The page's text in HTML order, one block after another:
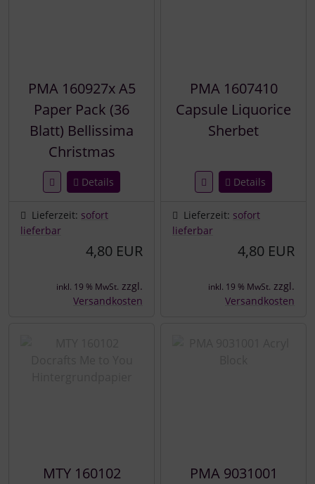
PMA 160927x A5
Paper Pack (36
Blatt) Bellissima
Christmas
Details
Lieferzeit: sofort
lieferbar
4,80 EUR
inkl. 19 % MwSt. zzgl.
Versandkosten
PMA 1607410
Capsule Liquorice
Sherbet
Details
Lieferzeit: sofort
lieferbar
4,80 EUR
inkl. 19 % MwSt. zzgl.
Versandkosten
MTY 160102
PMA 9031001